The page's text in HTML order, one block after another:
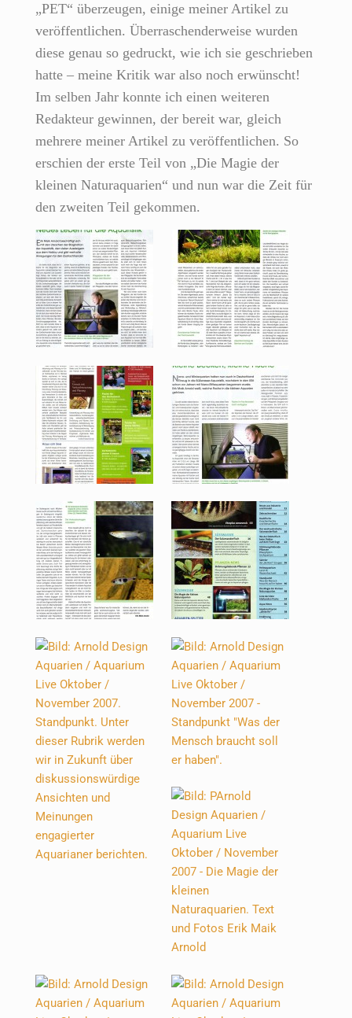
„PET“ überzeugen, einige meiner Artikel zu
veröffentlichen. Überraschenderweise wurden
diese genau so gedruckt, wie ich sie geschrieben
hatte – meine Kritik war also noch erwünscht!
Im selben Jahr konnte ich einen weiteren
Redakteur gewinnen, der bereit war, gleich
mehrere meiner Artikel zu veröffentlichen. So
erschien der erste Teil von „Die Magie der
kleinen Naturaquarien“ und nun war die Zeit für
den zweiten Teil gekommen.